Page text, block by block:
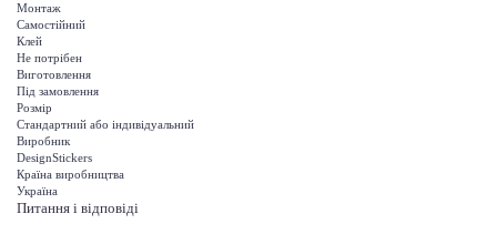
Монтаж
Самостійний
Клей
Не потрібен
Виготовлення
Під замовлення
Розмір
Стандартний або індивідуальний
Виробник
DesignStickers
Країна виробництва
Україна
Питання і відповіді